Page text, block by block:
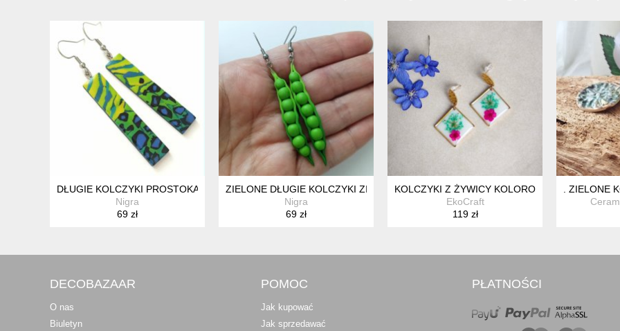
DŁUGIE KOLCZYKI PROSTOKĄTY ZIELONE NIEBIESKIE
Nigra
69 zł
ZIELONE DŁUGIE KOLCZYKI ZIELONY GROSZEK
Nigra
69 zł
KOLCZYKI Z ŻYWICY KOLOROWE KWADRATY
EkoCraft
119 zł
. ZIELONE
DECOBAZAAR
O nas
Biuletyn
POMOC
Jak kupować
Jak sprzedawać
PŁATNOŚCI